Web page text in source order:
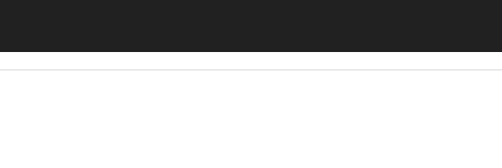
modello di digitalizzazione e il ruolo del BPO in Vittoria